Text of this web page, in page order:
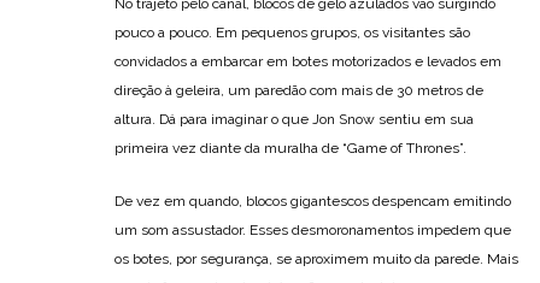
No trajeto pelo canal, blocos de gelo azulados vão surgindo
pouco a pouco. Em pequenos grupos, os visitantes são
convidados a embarcar em botes motorizados e levados em
direção à geleira, um paredão com mais de 30 metros de
altura. Dá para imaginar o que Jon Snow sentiu em sua
primeira vez diante da muralha de “Game of Thrones”.
De vez em quando, blocos gigantescos despencam emitindo
um som assustador. Esses desmoronamentos impedem que
os botes, por segurança, se aproximem muito da parede. Mais